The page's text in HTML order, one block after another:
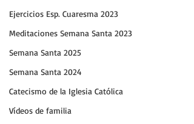
Ejercicios Esp. Cuaresma 2023
Meditaciones Semana Santa 2023
Semana Santa 2025
Semana Santa 2024
Catecismo de la Iglesia Católica
Vídeos de familia